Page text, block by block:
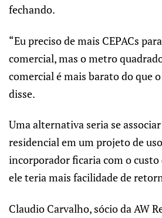
fechando.
“Eu preciso de mais CEPACs
comercial, mas o metro
comercial é mais barato do que
disse.
Uma alternativa seria se
residencial em um projeto de
incorporador ficaria com o custo
ele teria mais facilidade de
Claudio Carvalho, sócio da AW